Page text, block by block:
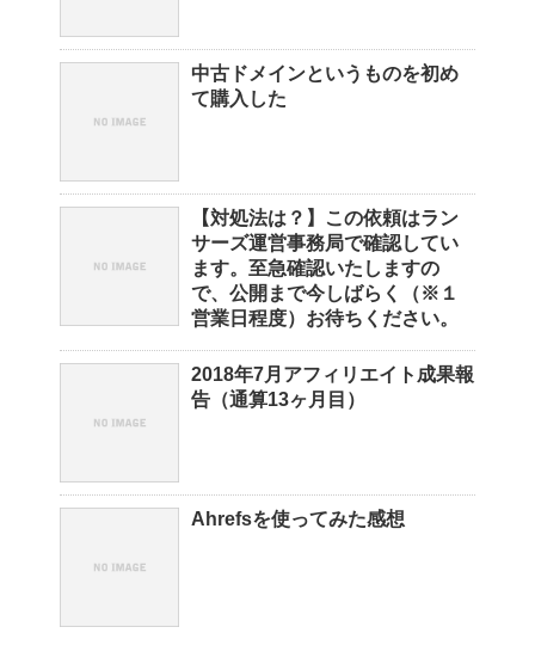
中古ドメインというものを初め
て購入した
【対処法は？】この依頼はラン
サーズ運営事務局で確認してい
ます。至急確認いたしますの
で、公開まで今しばらく（※１
営業日程度）お待ちください。
2018年7月アフィリエイト成果報
告（通算13ヶ月目）
Ahrefsを使ってみた感想